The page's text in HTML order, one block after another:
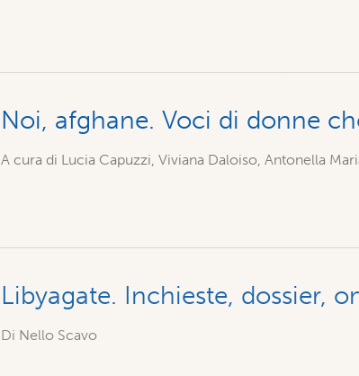
Noi, afghane. Voci di donne
A cura di Lucia Capuzzi, Viviana Daloiso, Antonella
Libyagate. Inchieste, dossier,
Di Nello Scavo